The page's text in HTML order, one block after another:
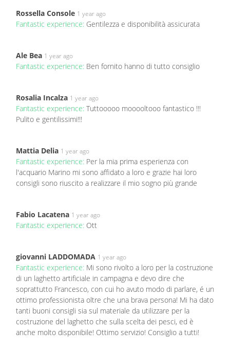
Rossella Console 1 year ago
Fantastic experience: Gentilezza e disponibilità assicurata
Ale Bea 1 year ago
Fantastic experience: Ben fornito hanno di tutto consiglio
Rosalia Incalza 1 year ago
Fantastic experience: Tuttooooo mooooltooo fantastico !!!
Pulito e gentilissimi!!!
Mattia Delia 1 year ago
Fantastic experience: Per la mia prima esperienza con
l'acquario Marino mi sono affidato a loro e grazie hai loro
consigli sono riuscito a realizzare il mio sogno più grande
Fabio Lacatena 1 year ago
Fantastic experience: Ott
giovanni LADDOMADA 1 year ago
Fantastic experience: Mi sono rivolto a loro per la costruzione
di un laghetto artificiale in campagna e devo dire che
soprattutto Francesco, con cui ho avuto modo di parlare, é un
ottimo professionista oltre che una brava persona! Mi ha dato
tanti buoni consigli sia sul materiale da utilizzare per la
costruzione del laghetto che sulla scelta dei pesci, ed è
anche molto disponibile! Ottimo servizio! Consiglio a tutti!